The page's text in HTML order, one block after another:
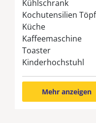
Kühlschrank
Kochutensilien
Küche
Kaffeemaschine
Toaster
Kinderhochstuhl
Mehr anzeigen